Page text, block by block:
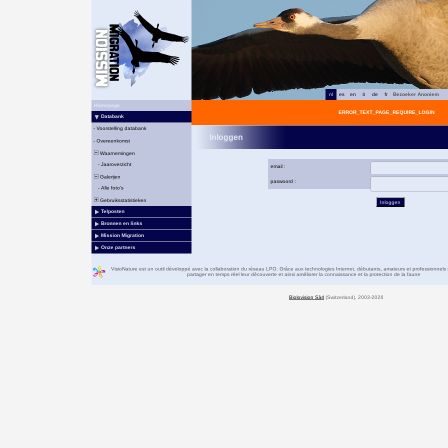
fr
de
it
en
es
nl
Bezoeker Anoniem
Homepage
Databank
- Voorstelling databank
- Overeenkomst
Waarnemingen
- Jaaroverzicht
Galerijen
- Alle foto's
Gebruiksstatistieken
Telposten
Bronnen en links
Mission Migration
Onze partners
ERROR_TEXT_PAGE_REQUIRE_LOGIN
Inloggen
email :
paswoord :
VisioNature est un outil développé avec la collaboration du réseau LPO. Grâce aux technologies Internet, débutants, amateurs et professionnels
partager en temps réel leur découverte et ainsi améliorer la connaissance et la protection de la faune
Biolovision Sàrl (Switzerland), 2003-2026